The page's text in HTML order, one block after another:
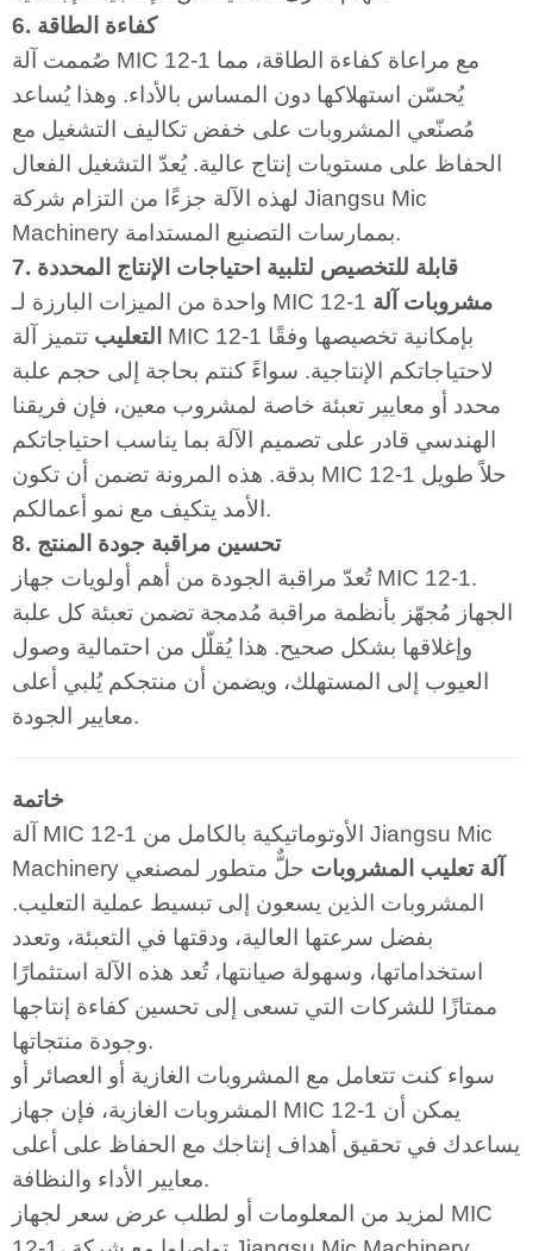
6. كفاءة الطاقة
صُممت آلة MIC 12-1 مع مراعاة كفاءة الطاقة، مما
يُحسّن استهلاكها دون المساس بالأداء. وهذا يُساعد
مُصنّعي المشروبات على خفض تكاليف التشغيل مع
الحفاظ على مستويات إنتاج عالية. يُعدّ التشغيل الفعال
لهذه الآلة جزءًا من التزام شركة Jiangsu Mic
Machinery بممارسات التصنيع المستدامة.
7. قابلة للتخصيص لتلبية احتياجات الإنتاج المحددة
واحدة من الميزات البارزة لـ MIC 12-1 مشروبات آلة
التعليب تتميز آلة MIC 12-1 بإمكانية تخصيصها وفقًا
لاحتياجاتكم الإنتاجية. سواءً كنتم بحاجة إلى حجم علبة
محدد أو معايير تعبئة خاصة لمشروب معين، فإن فريقنا
الهندسي قادر على تصميم الآلة بما يناسب احتياجاتكم
بدقة. هذه المرونة تضمن أن تكون MIC 12-1 حلاً طويل
الأمد يتكيف مع نمو أعمالكم.
8. تحسين مراقبة جودة المنتج
تُعدّ مراقبة الجودة من أهم أولويات جهاز MIC 12-1.
الجهاز مُجهّز بأنظمة مراقبة مُدمجة تضمن تعبئة كل علبة
وإغلاقها بشكل صحيح. هذا يُقلّل من احتمالية وصول
العيوب إلى المستهلك، ويضمن أن منتجكم يُلبي أعلى
معايير الجودة.
خاتمة
آلة MIC 12-1 الأوتوماتيكية بالكامل من Jiangsu Mic
Machinery
آلة تعليب المشروبات حلٌّ متطور لمصنعي
المشروبات الذين يسعون إلى تبسيط عملية التعليب.
بفضل سرعتها العالية، ودقتها في التعبئة، وتعدد
استخداماتها، وسهولة صيانتها، تُعد هذه الآلة استثمارًا
ممتازًا للشركات التي تسعى إلى تحسين كفاءة إنتاجها
وجودة منتجاتها.
سواء كنت تتعامل مع المشروبات الغازية أو العصائر أو
المشروبات الغازية، فإن جهاز MIC 12-1 يمكن أن
يساعدك في تحقيق أهداف إنتاجك مع الحفاظ على أعلى
معايير الأداء والنظافة.
لمزيد من المعلومات أو لطلب عرض سعر لجهاز MIC